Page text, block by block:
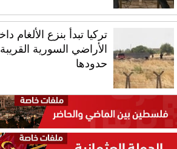
تركيا تبدأ بنزع الألغام
الأراضي السورية
حدودها